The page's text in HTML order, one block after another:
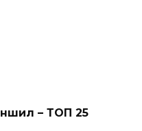
– ТОП 25